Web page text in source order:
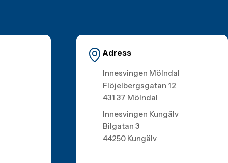
Adress
Innesvingen Mölndal
Flöjelbergsgatan 12
431 37 Mölndal
Innesvingen Kungälv
Bilgatan 3
44250 Kungälv